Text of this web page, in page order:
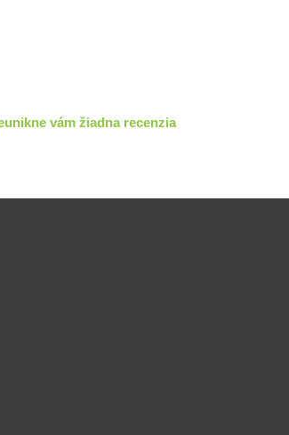
vám žiadna recenzia